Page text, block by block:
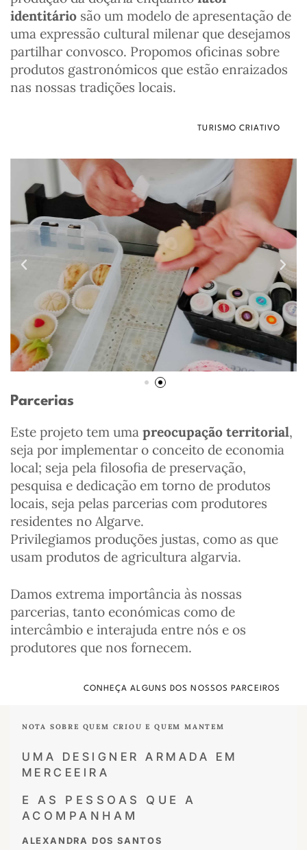
identitário são um modelo de apresentação de
uma expressão cultural milenar que desejamos
partilhar convosco. Propomos oficinas sobre
produtos gastronómicos que estão enraizados
nas nossas tradições locais.
TURISMO CRIATIVO
Parcerias
Este projeto tem uma preocupação territorial,
seja por implementar o conceito de economia
local; seja pela filosofia de preservação,
pesquisa e dedicação em torno de produtos
locais, seja pelas parcerias com produtores
residentes no Algarve.
Privilegiamos produções justas, como as que
usam produtos de agricultura algarvia.
Damos extrema importância às nossas
parcerias, tanto económicas como de
intercâmbio e interajuda entre nós e os
produtores que nos fornecem.
CONHEÇA ALGUNS DOS NOSSOS PARCEIROS
NOTA SOBRE QUEM CRIOUE QUEM MANTEM
UMA DESIGNER ARMADA EM
MERCEEIRA
E AS PESSOAS QUE A
ACOMPANHAM
ALEXANDRA DOS SANTOS